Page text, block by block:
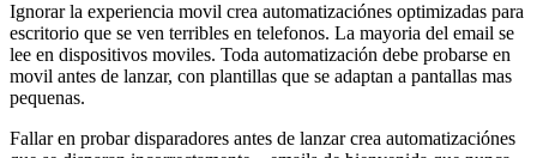
Ignorar la experiencia movil crea automatizaciónes optimizadas para
escritorio que se ven terribles en telefonos. La mayoria del email se
lee en dispositivos moviles. Toda automatización debe probarse en
movil antes de lanzar, con plantillas que se adaptan a pantallas mas
pequenas.
Fallar en probar disparadores antes de lanzar crea automatizaciónes